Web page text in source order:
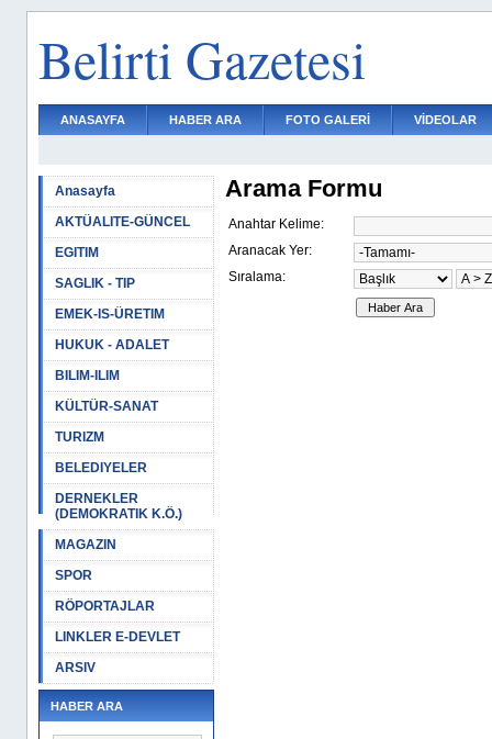
Belirti Gazetesi
ANASAYFA HABER ARA FOTO GALERİ VİDEOLAR
Anasayfa
AKTÜALITE-GÜNCEL
EGITIM
SAGLIK - TIP
EMEK-IS-ÜRETIM
HUKUK - ADALET
BILIM-ILIM
KÜLTÜR-SANAT
TURIZM
BELEDIYELER
DERNEKLER
(DEMOKRATIK K.Ö.)
MAGAZIN
SPOR
RÖPORTAJLAR
LINKLER E-DEVLET
ARSIV
HABER ARA
Arama Formu
Anahtar Kelime:
Aranacak Yer:
Sıralama: